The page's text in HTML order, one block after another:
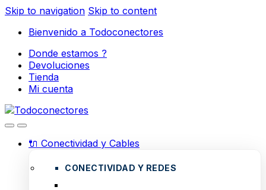
Skip to navigation Skip to content
Bienvenido a Todoconectores
Donde estamos ?
Devoluciones
Tienda
Mi cuenta
🔌 Conectividad y Cables
CONECTIVIDAD Y REDES